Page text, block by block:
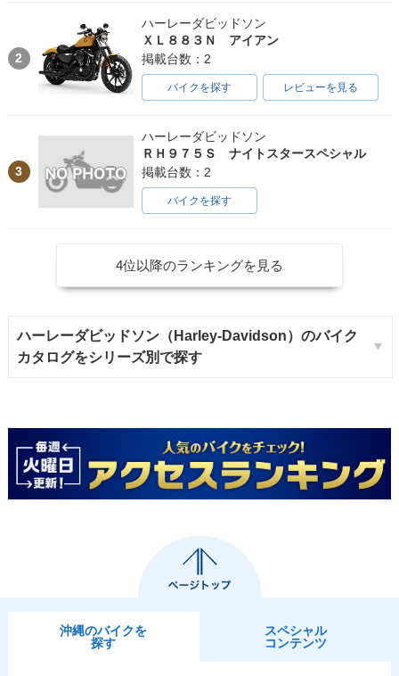
1992年 FXSTC Soft
ail Custom
1991年 FXSTC Soft
ail Custom
ail Custom
1988年 FXSTC Soft
1986年 FXSTC Soft
2
ハーレーダビッドソン
ＸＬ８８３Ｎ アイアン
掲載台数：2
バイクを探す レビューを見る
3
ハーレーダビッドソン
ＲＨ９７５Ｓ ナイトスタースペシャル
掲載台数：2
バイクを探す
4位以降のランキングを見る
ハーレーダビッドソン（Harley-Davidson）のバイク
カタログをシリーズ別で探す
沖縄のバイクを
探す
スペシャル
コンテンツ